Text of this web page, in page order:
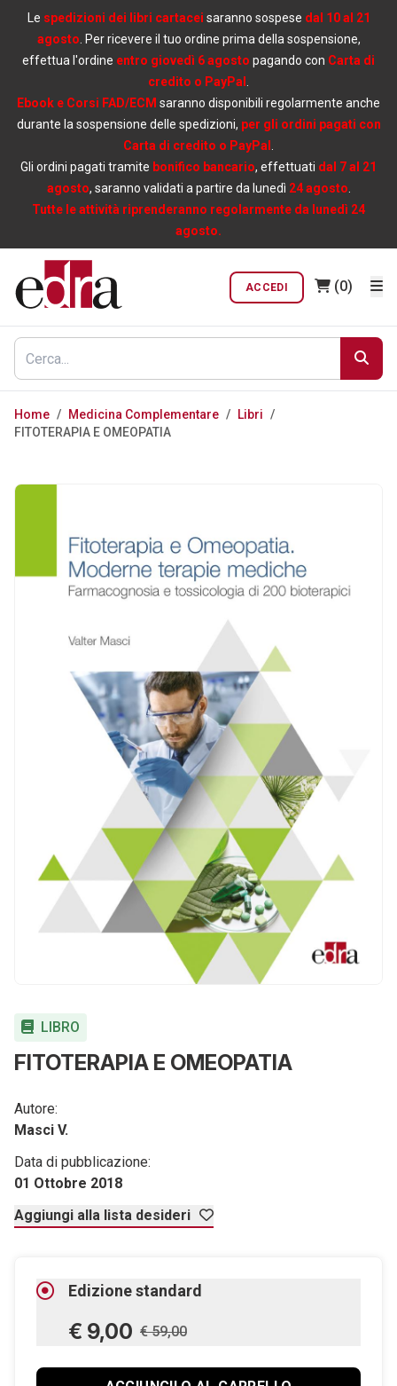
Le spedizioni dei libri cartacei saranno sospese dal 10 al 21
agosto . Per ricevere il tuo ordine prima della sospensione,
effettua l'ordine entro giovedì 6 agosto pagando con Carta di
credito o PayPal
Ebook e Corsi FAD/ECM saranno disponibili regolarmente anche
durante la sospensione delle spedizioni, per gli ordini pagati con
Carta di credito o PayPal
Gli ordini pagati tramite bonifico bancario, effettuati dal 7 al 21
agosto, saranno validati a partire da lunedì 24 agosto
Tutte le attività riprenderanno regolarmente da lunedì 24
agosto.
ACCEDI (0)
Home / Medicina Complementare / Libri /
FITOTERAPIA E OMEOPATIA
LIBRO
FITOTERAPIA E OMEOPATIA
Autore:
Masci V.
Data di pubblicazione:
01 Ottobre 2018
Aggiungi alla lista desideri
Edizione standard
€ 9,00 € 59,00